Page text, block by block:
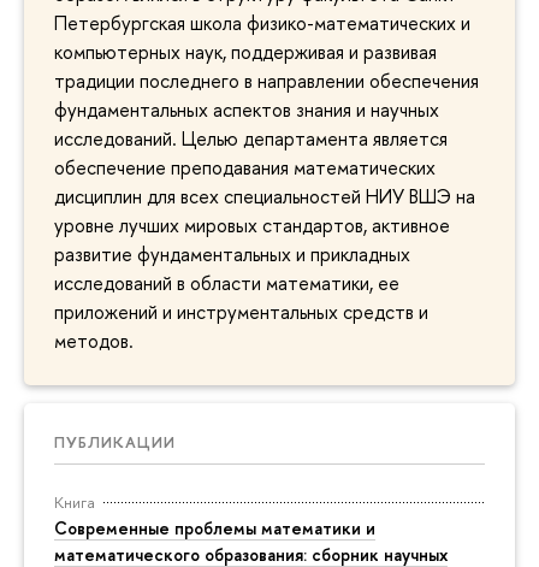
Петербургская школа физико-математических и
компьютерных наук, поддерживая и развивая
традиции последнего в направлении обеспечения
фундаментальных аспектов знания и научных
исследований. Целью департамента является
обеспечение преподавания математических
дисциплин для всех специальностей НИУ ВШЭ на
уровне лучших мировых стандартов, активное
развитие фундаментальных и прикладных
исследований в области математики, ее
приложений и инструментальных средств и
методов.
ПУБЛИКАЦИИ
Книга
Современные проблемы математики и
математического образования: сборник научных